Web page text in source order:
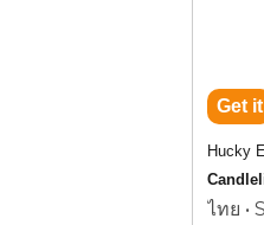
Hucky
13
ไทย •